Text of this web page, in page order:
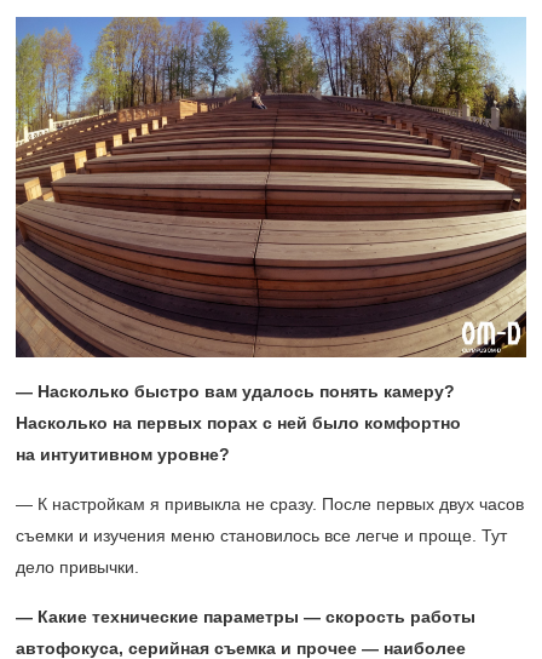
— Насколько быстро вам удалось понять камеру?
Насколько на первых порах с ней было комфортно
на интуитивном уровне?
— К настройкам я привыкла не сразу. После первых двух часов
съемки и изучения меню становилось все легче и проще. Тут
дело привычки.
— Какие технические параметры — скорость работы
автофокуса, серийная съемка и прочее — наиболее